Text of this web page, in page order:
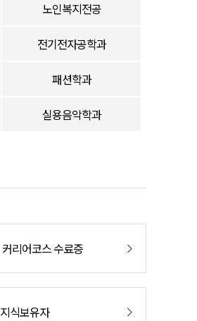
노인복지전공
전기전자공학과
패션학과
실용음악학과
리어코스 수료증
식보유자